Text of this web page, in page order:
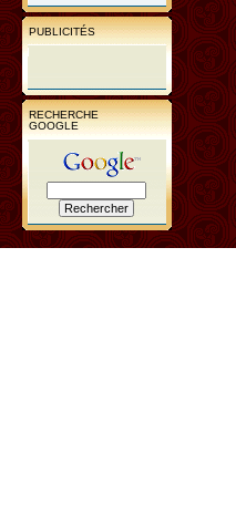
PUBLICITÉS
RECHERCHE
GOOGLE